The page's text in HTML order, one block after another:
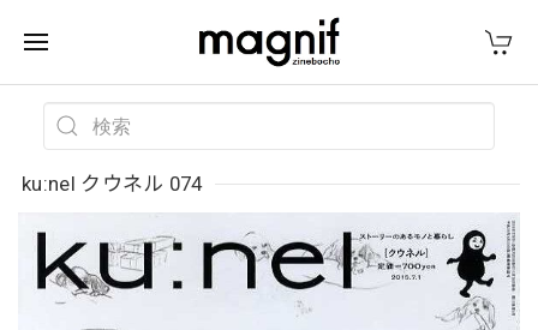
ku:nel クウネル 074